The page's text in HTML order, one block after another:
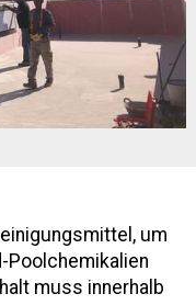
um
Poolchemikalien
muss innerhalb